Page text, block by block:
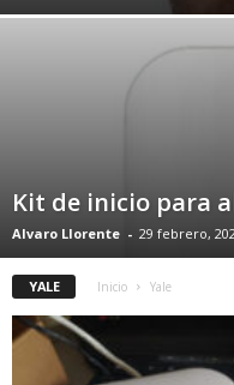
Kit de inicio para
Alvaro Llorente - 29 febrero,
YALE Inicio Yale